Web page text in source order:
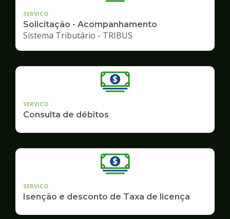
SERVICO
Solicitação - Acompanhamento
Sistema Tributário - TRIBUS
SERVICO
Consulta de débitos
SERVICO
Isenção e desconto de Taxa de licença